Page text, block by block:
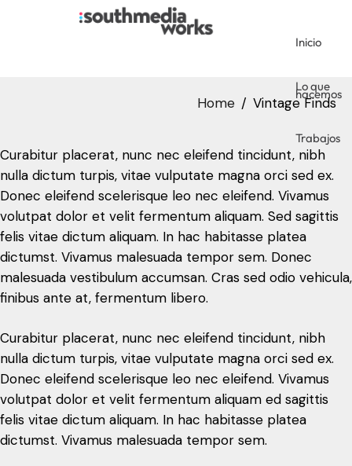
Trabajos
Inicio
Lo que
hacemos
Trabajos
Home Vintage Finds
Curabitur placerat, nunc nec eleifend tincidunt, nibh
nulla dictum turpis, vitae vulputate magna orci sed ex.
Donec eleifend scelerisque leo nec eleifend. Vivamus
volutpat dolor et velit fermentum aliquam. Sed sagittis
felis vitae dictum aliquam. In hac habitasse platea
dictumst. Vivamus malesuada tempor sem. Donec
malesuada vestibulum accumsan. Cras sed odio vehicula,
finibus ante at, fermentum libero.
Curabitur placerat, nunc nec eleifend tincidunt, nibh
nulla dictum turpis, vitae vulputate magna orci sed ex.
Donec eleifend scelerisque leo nec eleifend. Vivamus
volutpat dolor et velit fermentum aliquam ed sagittis
felis vitae dictum aliquam. In hac habitasse platea
dictumst. Vivamus malesuada tempor sem.